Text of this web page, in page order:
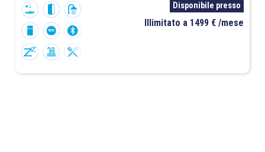
Disponibile presso
Illimitato a 1499 € /mese